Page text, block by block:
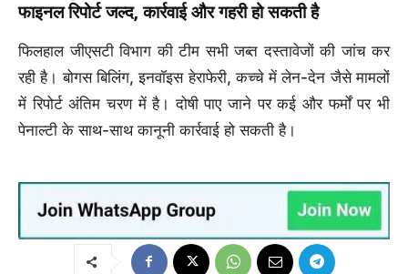
फाइनल रिपोर्ट जल्द, कार्रवाई और गहरी हो सकती है
फिलहाल जीएसटी विभाग की टीम सभी जब्त दस्तावेजों की जांच कर
रही है। बोगस बिलिंग, इनवॉइस हेराफेरी, कच्चे में लेन-देन जैसे मामलों
में रिपोर्ट अंतिम चरण में है। दोषी पाए जाने पर कई और फर्मों पर भी
पेनाल्टी के साथ-साथ कानूनी कार्रवाई हो सकती है।